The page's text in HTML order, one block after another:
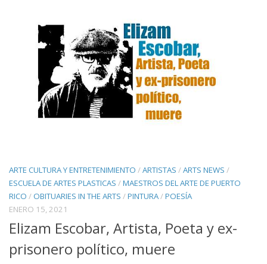
ARTE CULTURA Y ENTRETENIMIENTO /ARTISTAS /ARTS NEWS /
ESCUELA DE ARTES PLASTICAS /MAESTROS DEL ARTE DE PUERTO
RICO / OBITUARIES IN THE ARTS /PINTURA/POESÍA
ENERO 15, 2021
Elizam Escobar, Artista, Poeta y ex-
prisonero político, muere